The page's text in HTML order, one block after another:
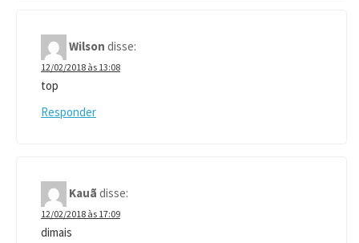
Wilson disse:
12/02/2018 às 13:08
top
Responder
Kauã disse:
12/02/2018 às 17:09
dimais